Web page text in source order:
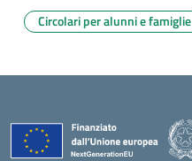
Circolari per alunni e famiglie